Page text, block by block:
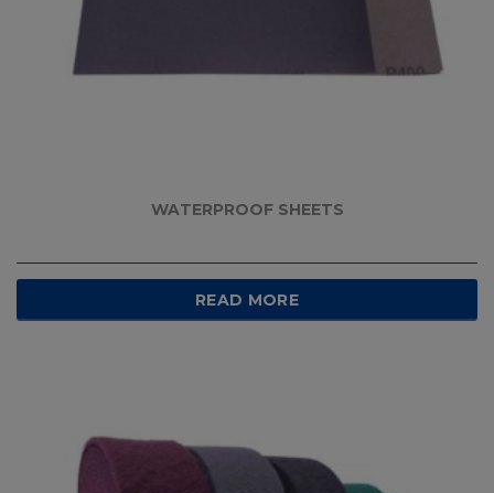
WATERPROOF SHEETS
READ MORE